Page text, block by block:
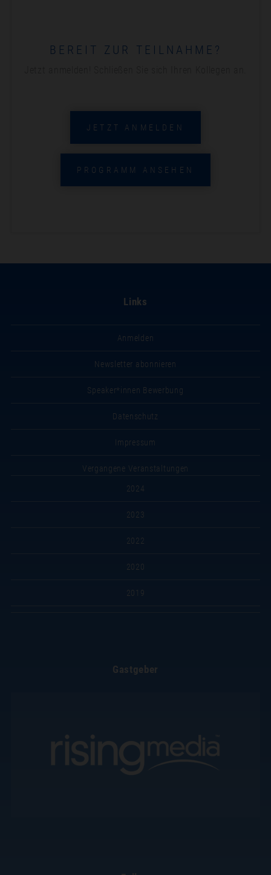
BEREIT ZUR TEILNAHME?
JETZT ANMELDEN
PROGRAMM ANSEHEN
Links
Anmelden
Newsletter abonnieren
Speaker*innen Bewerbung
Datenschutz
Impressum
Vergangene Veranstaltungen
2024
2023
2022
2020
2019
Gastgeber